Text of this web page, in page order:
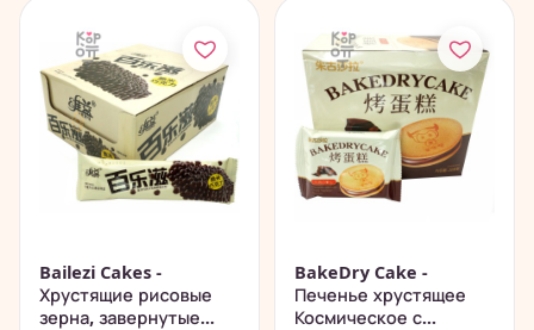
Bailezi Cakes -
Хрустящие рисовые
зерна, завернутые...
BakeDry Cake -
Печенье хрустящее
Космическое с...